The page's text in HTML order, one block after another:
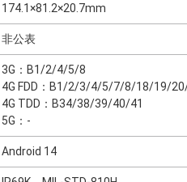
174.1×81.2×20.7mm
非公表
3G：B1/2/4/5/8
4G FDD：B1/2/3/4/5/7/8/18/19/
4G TDD：B34/38/39/40/41
5G：-
Android 14